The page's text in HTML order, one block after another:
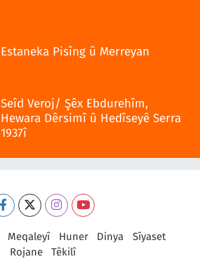
Estaneka Pisîng û Merreyan
Seîd Veroj/ Şêx Ebdurehîm,
Hewara Dêrsimî û Hedîseyê Serra
1937î
Meqaleyî Huner Dinya
Sîyaset
Rojane
Têkilî